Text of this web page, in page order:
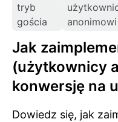
tryb
gościa
anonimowi
Jak
(użytkownicy
konwersję na
Dowiedz się, jak